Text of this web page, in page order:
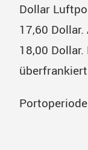
Dollar
17,60
18,00